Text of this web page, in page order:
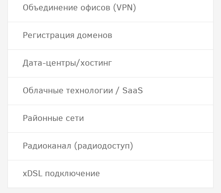
Объединение офисов (VPN)
Регистрация доменов
Дата-центры/хостинг
Облачные технологии / SaaS
Районные сети
Радиоканал (радиодоступ)
хDSL подключение